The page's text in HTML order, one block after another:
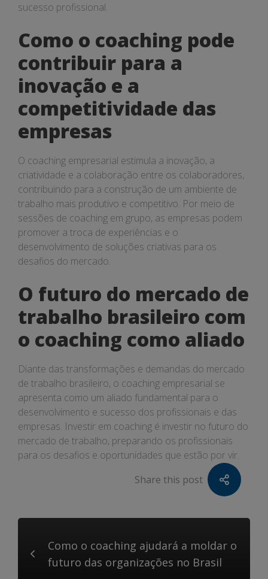
sucesso profissional.
Como o coaching pode
contribuir para a
inovação e a
competitividade das
empresas
O coaching empresarial estimula a inovação, a
criatividade e a colaboração entre os colaboradores,
contribuindo para a construção de um ambiente de
trabalho mais produtivo e competitivo. Por meio de
sessões de coaching em grupo, as empresas podem
promover a troca de experiências e o
desenvolvimento de soluções criativas para os
desafios do mercado.
O futuro do mercado de
trabalho brasileiro com
o coaching como aliado
Diante das transformações e demandas do mercado
de trabalho brasileiro, o coaching empresarial se
apresenta como um aliado fundamental para o
desenvolvimento e sucesso dos profissionais e das
empresas. Investir em coaching é investir no futuro do
mercado de trabalho, preparando os profissionais
para os desafios e oportunidades que estão por vir.
Share this post
Como o coaching ajudará a moldar o
futuro das organizações no Brasil